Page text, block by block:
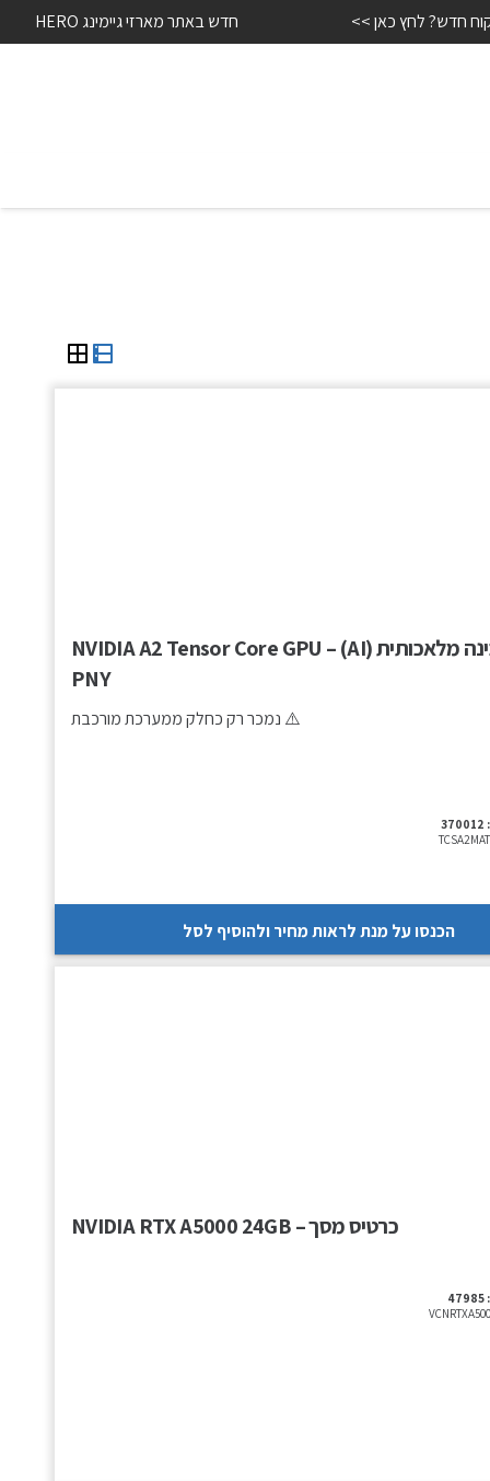
לקוח חדש? לחץ כאן >> חדש באתר מארזי גיימינג HERO
מאיץ בינה מלאכותית (AI) – NVIDIA A2 Tensor Core GPU
PNY
⚠️ נמכר רק כחלק ממערכת מורכבת
370012
הכנסו על מנת לראות מחיר ולהוסיף לסל
כרטיס מסך – NVIDIA RTX A5000 24GB
47985